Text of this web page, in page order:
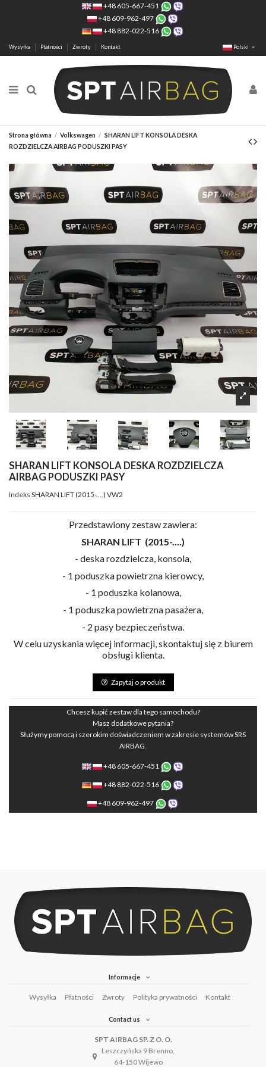
+48 605-667-451
+48 609-962-497
+48 882-022-516
Wysyłka Płatności Zwroty Kontakt Polski
Strona główna Volkswagen
SHARAN LIFT KONSOLA DESKA
ROZDZIELCZA AIRBAG PODUSZKI PASY
SHARAN LIFT KONSOLA DESKA ROZDZIELCZA
AIRBAG PODUSZKI PASY
Indeks SHARAN LIFT (2015-....) VW2
Przedstawiony zestaw zawiera:
SHARAN LIFT (2015-....)
- deska rozdzielcza, konsola,
- 1 poduszka powietrzna kierowcy,
- 1 poduszka kolanowa,
- 1 poduszka powietrzna pasażera,
- 2 pasy bezpieczeństwa.
W celu uzyskania więcej informacji, skontaktuj się z biurem
obsługi klienta.
Zapytaj o produkt
Chcesz kupić zestaw dla tego samochodu?
Masz dodatkowe pytania?
Służymy pomocą i szerokim doświadczeniem w zakresie systemów SRS
AIRBAG.
+48 605-667-451
+48 882-022-516
+48 609-962-497
Informacje
Wysyłka Płatności Zwroty Polityka prywatności Kontakt
Contact us
SPT AIRBAG SP. Z O. O.
Leszczyńska 9 Brenno,
64-150 Wijewo